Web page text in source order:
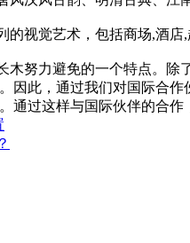
视觉艺术，包括商场,酒店,
努力避免的一个特点。除
因此，通过我们对国际合
通过这样与国际伙伴的合